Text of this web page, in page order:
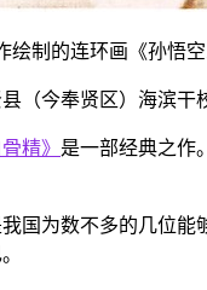
绘制的连环画《孙悟
（今奉贤区）海滨
精》 是一部经典之作
国为数不多的几位